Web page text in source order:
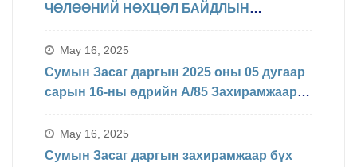
ЧӨЛӨӨНИЙ НӨХЦӨЛ БАЙДЛЫН
May 16, 2025
Сумын Засаг даргын 2025 оны 05 дугаар
сарын 16-ны өдрийн А/85 Захирамжаар
явагдахаар болсон.
May 16, 2025
Сумын Засаг даргын захирамжаар бүх